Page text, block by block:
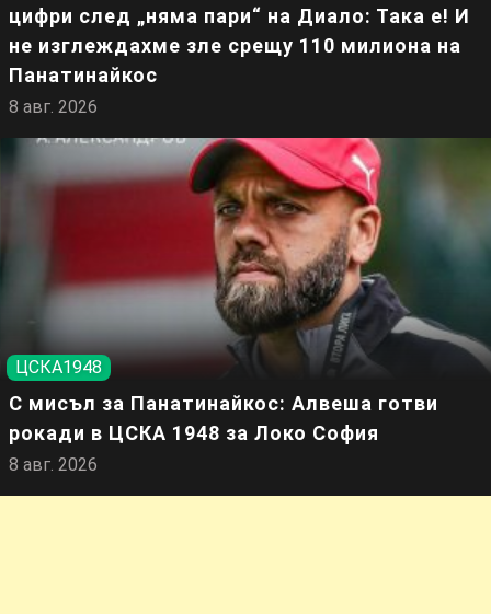
цифри след „няма пари“ на Диало: Така е! И
не изглеждахме зле срещу 110 милиона на
Панатинайкос
8 авг. 2026
ЦСКА1948
С мисъл за Панатинайкос: Алвеша готви
рокади в ЦСКА 1948 за Локо София
8 авг. 2026